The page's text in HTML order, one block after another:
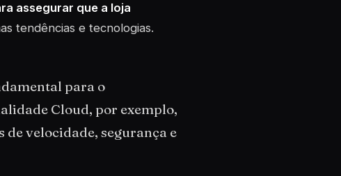
assegurar que a loja
tendências e tecnologias.
para o
Cloud, por exemplo,
velocidade, segurança e